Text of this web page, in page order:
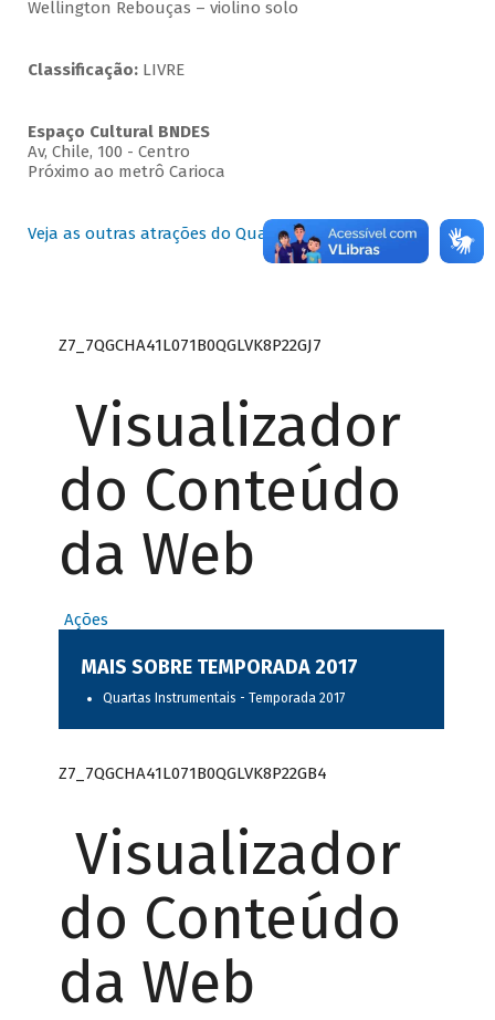
Wellington Rebouças – violino solo
Classificação:LIVRE
Espaço Cultural BNDES
Av, Chile, 100 - Centro
Próximo ao metrô Carioca
Veja as outras atrações do Quartas Instrumentais
Z7_7QGCHA41L071B0QGLVK8P22GJ7
Visualizador
do Conteúdo
da Web
Ações
MAIS SOBRE TEMPORADA 2017
Quartas Instrumentais - Temporada 2017
Z7_7QGCHA41L071B0QGLVK8P22GB4
Visualizador
do Conteúdo
da Web